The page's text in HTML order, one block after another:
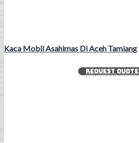
Kaca Mobil Asahimas Di Aceh Tamiang
REQUEST QUOTE